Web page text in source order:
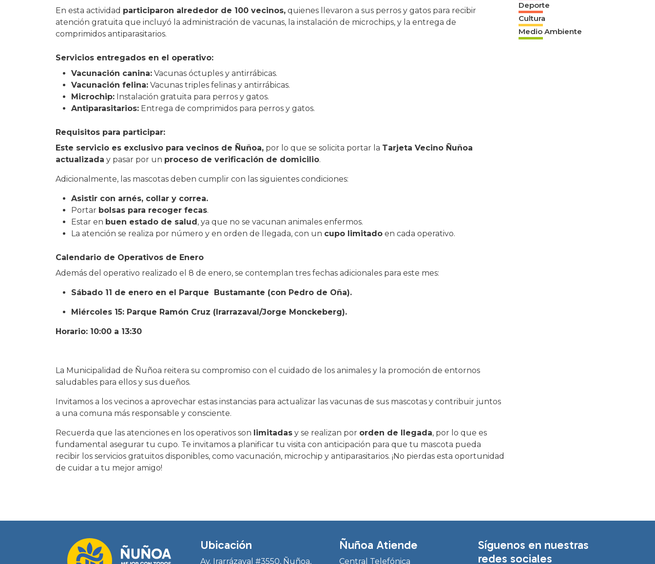
En esta actividad participaron alrededor de 100 vecinos, quienes llevaron a sus perros y gatos para recibir
atención gratuita que incluyó la administración de vacunas, la instalación de microchips, y la entrega de
comprimidos antiparasitarios.
Servicios entregados en el operativo:
Vacunación canina: Vacunas óctuples y antirrábicas.
Vacunación felina: Vacunas triples felinas y antirrábicas.
Microchip: Instalación gratuita para perros y gatos.
Antiparasitarios: Entrega de comprimidos para perros y gatos.
Requisitos para participar:
Este servicio es exclusivo para vecinos de Ñuñoa, por lo que se solicita portar la Tarjeta Vecino Ñuñoa
actualizada y pasar por un proceso de verificación de domicilio.
Adicionalmente, las mascotas deben cumplir con las siguientes condiciones:
Asistir con arnés, collar y correa.
Portar bolsas para recoger fecas.
Estar en buen estado de salud, ya que no se vacunan animales enfermos.
La atención se realiza por número y en orden de llegada, con un cupo limitado en cada operativo.
Calendario de Operativos de Enero
Además del operativo realizado el 8 de enero, se contemplan tres fechas adicionales para este mes:
Sábado 11 de enero en el Parque Bustamante (con Pedro de Oña).
Miércoles 15: Parque Ramón Cruz (Irarrazaval/Jorge Monckeberg).
Horario: 10:00 a 13:30
La Municipalidad de Ñuñoa reitera su compromiso con el cuidado de los animales y la promoción de entornos
saludables para ellos y sus dueños.
Invitamos a los vecinos a aprovechar estas instancias para actualizar las vacunas de sus mascotas y contribuir juntos
a una comuna más responsable y consciente.
Recuerda que las atenciones en los operativos son limitadas y se realizan por orden de llegada, por lo que es
fundamental asegurar tu cupo. Te invitamos a planificar tu visita con anticipación para que tu mascota pueda
recibir los servicios gratuitos disponibles, como vacunación, microchip y antiparasitarios. ¡No pierdas esta oportunidad
de cuidar a tu mejor amigo!
Deporte
Cultura
Medio Ambiente
Ubicación
Av. Irarrázaval #3550, Ñuñoa,
Ñuñoa Atiende
Central Telefónica
Síguenos en nuestras
redes sociales